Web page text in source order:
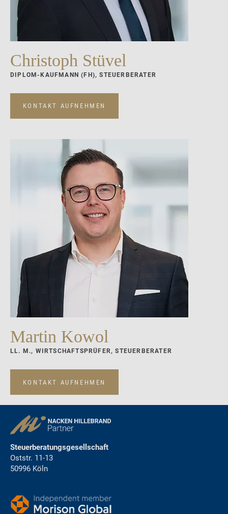
Christoph Stüvel
DIPLOM-KAUFMANN (FH), STEUERBERATER
KONTAKT AUFNEHMEN
Martin Kowol
LL. M., WIRTSCHAFTSPRÜFER, STEUERBERATER
KONTAKT AUFNEHMEN
Steuerberatungsgesellschaft
Oststr. 11-13
50996 Köln